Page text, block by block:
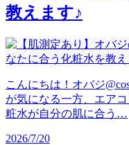
教えます♪
こんにちは！オバジ
が気になる一方、エア
粧水が自分の肌に合う…
2026/7/20